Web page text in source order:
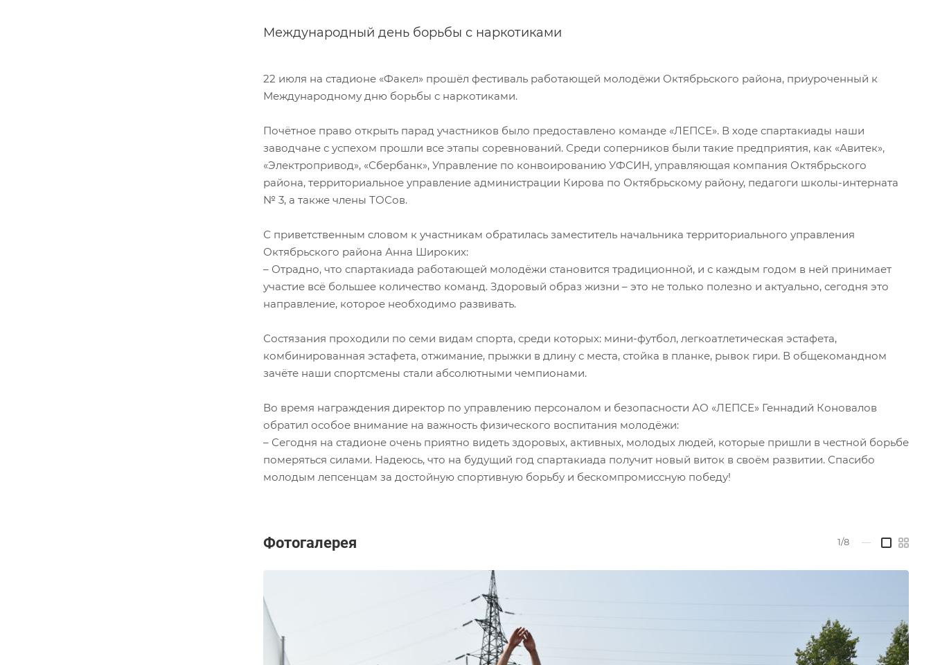
Международный день борьбы с наркотиками
22 июля на стадионе «Факел» прошёл фестиваль работающей молодёжи Октябрьского района, приуроченный к
Международному дню борьбы с наркотиками.
Почётное право открыть парад участников было предоставлено команде «ЛЕПСЕ». В ходе спартакиады наши
заводчане с успехом прошли все этапы соревнований. Среди соперников были такие предприятия, как «Авитек»,
«Электропривод», «Сбербанк», Управление по конвоированию УФСИН, управляющая компания Октябрьского
района, территориальное управление администрации Кирова по Октябрьскому району, педагоги школы-интерната
№ 3, а также члены ТОСов.
С приветственным словом к участникам обратилась заместитель начальника территориального управления
Октябрьского района Анна Широких:
– Отрадно, что спартакиада работающей молодёжи становится традиционной, и с каждым годом в ней принимает
участие всё большее количество команд. Здоровый образ жизни – это не только полезно и актуально, сегодня это
направление, которое необходимо развивать.
Состязания проходили по семи видам спорта, среди которых: мини-футбол, легкоатлетическая эстафета,
комбинированная эстафета, отжимание, прыжки в длину с места, стойка в планке, рывок гири. В общекомандном
зачёте наши спортсмены стали абсолютными чемпионами.
Во время награждения директор по управлению персоналом и безопасности АО «ЛЕПСЕ» Геннадий Коновалов
обратил особое внимание на важность физического воспитания молодёжи:
– Сегодня на стадионе очень приятно видеть здоровых, активных, молодых людей, которые пришли в честной борьбе
померяться силами. Надеюсь, что на будущий год спартакиада получит новый виток в своём развитии. Спасибо
молодым лепсенцам за достойную спортивную борьбу и бескомпромиссную победу!
Фотогалерея 1/8 —